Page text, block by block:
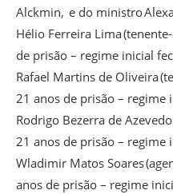
Alckmin, e do ministro
Hélio Ferreira Lima
de prisão – regime inicial
Rafael Martins de Oliveira
21 anos de prisão – regime
Rodrigo Bezerra de
21 anos de prisão – regime
Wladimir Matos Soares
anos de prisão – regime